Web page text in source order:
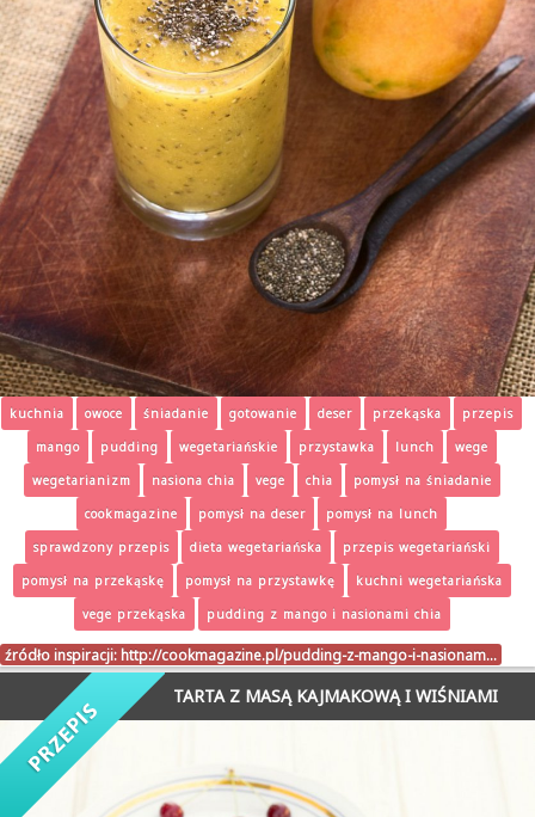
kuchnia owoce śniadanie gotowanie deser przekąska
przepis
mango
pudding wegetariańskie przystawka lunch
wege
wegetarianizm
nasiona chia vege chia
pomysł na śniadanie
cookmagazine
pomysł na deser
pomysł na lunch
sprawdzony przepis
dieta wegetariańska
przepis wegetariański
pomysł na przekąskę
pomysł na przystawkę
kuchni wegetariańska
vege przekąska
pudding z mango i nasionami chia
źródło inspiracji: http://cookmagazine.pl/pudding-z-mango-i-nasionam…
TARTA Z MASĄ KAJMAKOWĄ I WIŚNIAMI